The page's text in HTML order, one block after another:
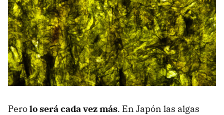
Perolo será cada vez más. En Japón las algas